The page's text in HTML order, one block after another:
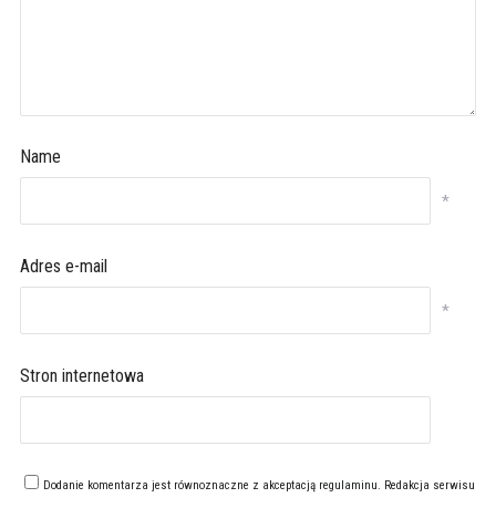
Name
*
Adres e-mail
*
Stron internetowa
Dodanie komentarza jest równoznaczne z akceptacją regulaminu. Redakcja serwisu